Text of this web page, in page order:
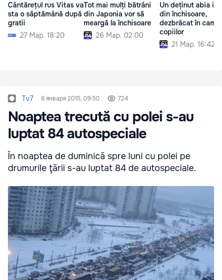
Cântărețul rus Vitas va
sta o săptămână după
gratii
27 Мар. 18:20
Tot mai mulți bătrâni
din Japonia vor să
meargă la închisoare
26 Мар. 02:00
Un deținut abia
din închisoare,
dezbrăcat în
copiilor
21 Мар. 16:42
Tv7 6 января 2015, 09:50 724
Noaptea trecută cu polei s-au
luptat 84 autospeciale
În noaptea de duminică spre luni cu polei pe
drumurile ţării s-au luptat 84 de autospeciale.